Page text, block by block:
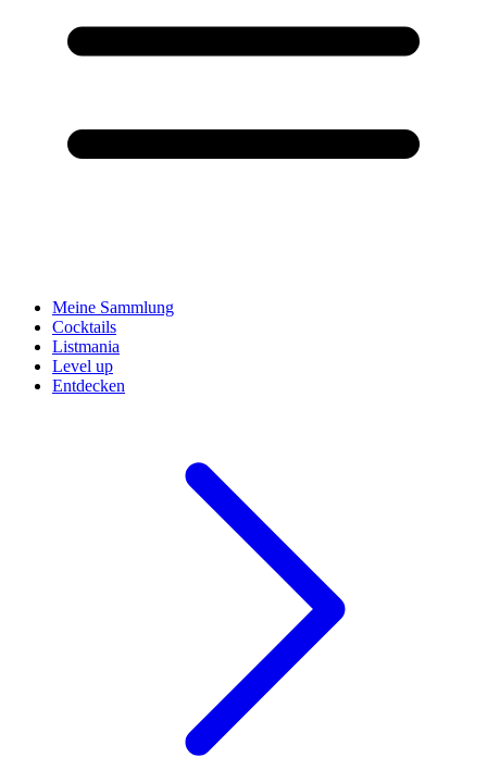
Meine Sammlung
Cocktails
Listmania
Level up
Entdecken